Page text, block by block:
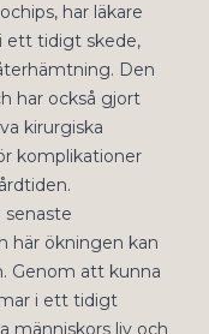
har läkare
ett tidigt skede,
Den
har också gjort
kirurgiska
komplikationer
senaste
här ökningen kan
Genom att kunna
i ett tidigt
människors liv och